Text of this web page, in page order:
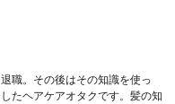
職。その後はその知識を使っ
たヘアケアオタクです。髪の知